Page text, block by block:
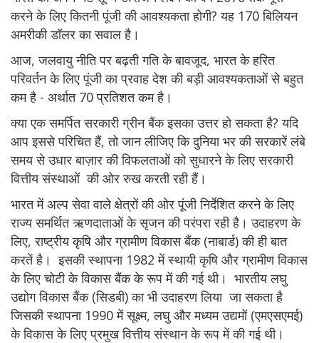
करने के लिए कितनी पूंजी की आवश्यकता होगी? यह 170 बिलियन
अमरीकी डॉलर का सवाल है।
आज, जलवायु नीति पर बढ़ती गति के बावजूद, भारत के हरित
परिवर्तन के लिए पूंजी का प्रवाह देश की बड़ी आवश्यकताओं से बहुत
कम है - अर्थात 70 प्रतिशत कम है।
क्या एक समर्पित सरकारी ग्रीन बैंक इसका उत्तर हो सकता है? यदि
आप इससे परिचित हैं, तो जान लीजिए कि दुनिया भर की सरकारें लंबे
समय से उधार बाज़ार की विफलताओं को सुधारने के लिए सरकारी
वित्तीय संस्थाओं की ओर रुख करती रही हैं।
भारत में अल्प सेवा वाले क्षेत्रों की ओर पूंजी निर्देशित करने के लिए
राज्य समर्थित ऋणदाताओं के सृजन की परंपरा रही है। उदाहरण के
लिए, राष्ट्रीय कृषि और ग्रामीण विकास बैंक (नाबार्ड) की ही बात
करतें है। इसकी स्थापना 1982 में स्थायी कृषि और ग्रामीण विकास
के लिए चोटी के विकास बैंक के रूप में की गई थी। भारतीय लघु
उद्योग विकास बैंक (सिडबी) का भी उदाहरण लिया जा सकता है
जिसकी स्थापना 1990 में सूक्ष्म, लघु और मध्यम उद्यमों (एमएसएमई)
के विकास के लिए प्रमुख वित्तीय संस्थान के रूप में की गई थी।